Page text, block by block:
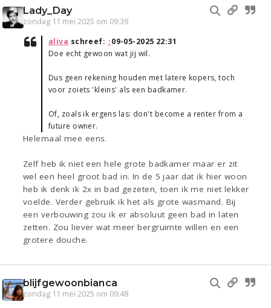
Lady_Day
zondag 11 mei 2025 om 09:39
aliva schreef: ↑09-05-2025 22:31
Doe echt gewoon wat jij wil.
Dus geen rekening houden met latere kopers, toch
voor zoiets 'kleins' als een badkamer.
Of, zoals ik ergens las: don't become a renter from a
future owner.
Helemaal mee eens.
Zelf heb ik niet een hele grote badkamer maar er zit
wel een heel groot bad in. In de 5 jaar dat ik hier woon
heb ik denk ik 2x in bad gezeten, toen ik me niet lekker
voelde. Verder gebruik ik het als grote wasmand. Bij
een verbouwing zou ik er absoluut geen bad in laten
zetten. Zou liever wat meer bergruimte willen en een
grotere douche.
blijfgewoonbianca
zondag 11 mei 2025 om 09:48